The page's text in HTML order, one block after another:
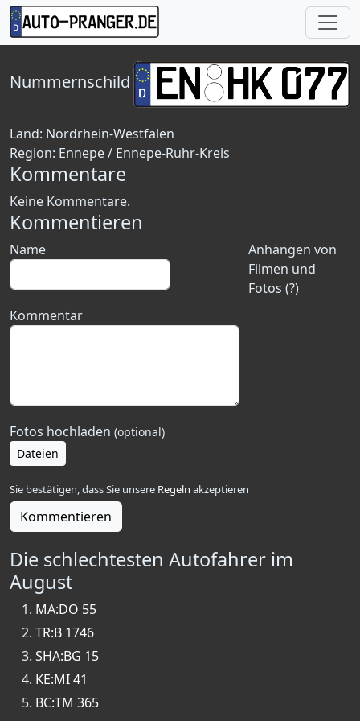
Nummernschild
Land: Nordrhein-Westfalen
Region: Ennepe / Ennepe-Ruhr-Kreis
Kommentare
Keine Kommentare.
Kommentieren
Anhängen von
Filmen und
Fotos (?)
Name
Kommentar
Fotos hochladen (optional)
Dateien
Sie bestätigen, dass Sie unsere Regeln akzeptieren
Kommentieren
Die schlechtesten Autofahrer im
August
MA:DO 55
TR:B 1746
SHA:BG 15
KE:MI 41
BC:TM 365